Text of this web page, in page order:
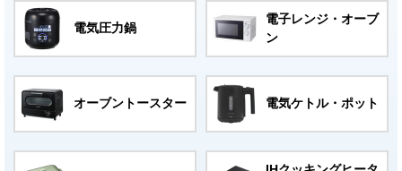
電気圧力鍋
電子レンジ・オーブ
ン
オーブントースター 電気ケトル・ポット